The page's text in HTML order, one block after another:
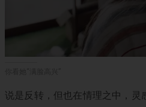
说是反转，但也在情理之中，